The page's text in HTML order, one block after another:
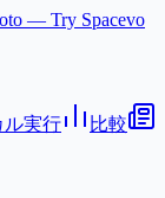
— Try Spacevo
ル実行
比較